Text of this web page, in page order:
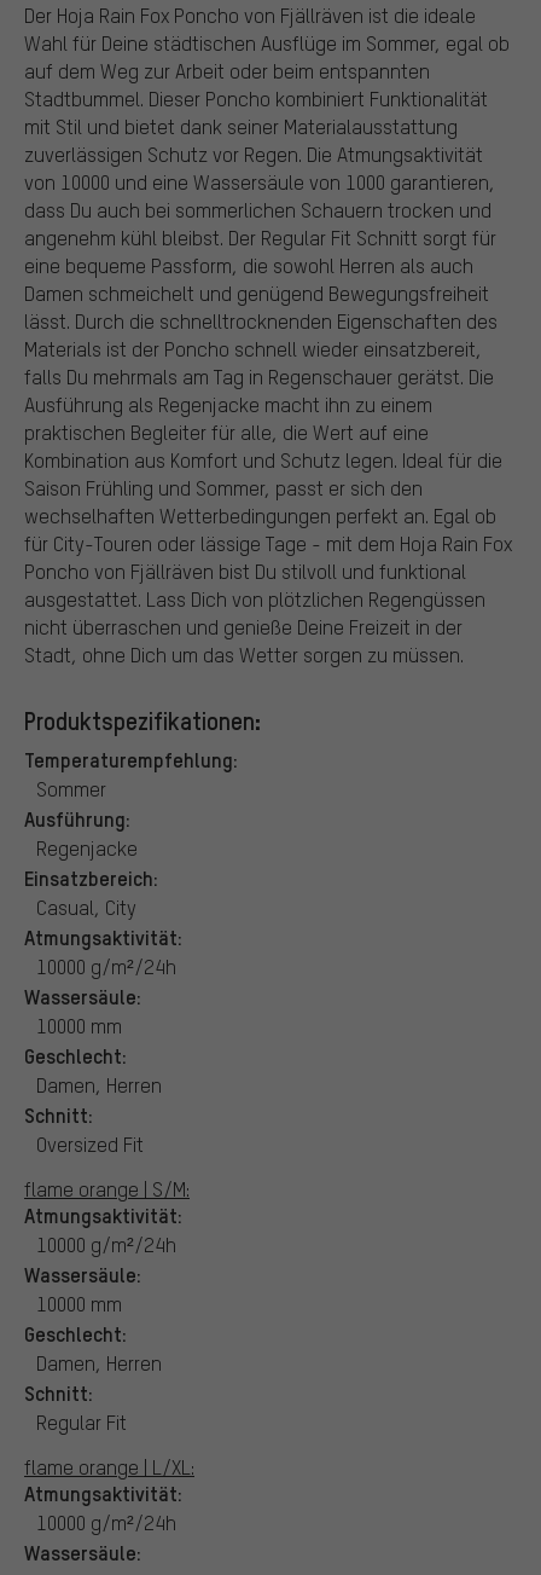
Der Hoja Rain Fox Poncho von Fjällräven ist die ideale
Wahl für Deine städtischen Ausflüge im Sommer, egal ob
auf dem Weg zur Arbeit oder beim entspannten
Stadtbummel. Dieser Poncho kombiniert Funktionalität
mit Stil und bietet dank seiner Materialausstattung
zuverlässigen Schutz vor Regen. Die Atmungsaktivität
von 10000 und eine Wassersäule von 1000 garantieren,
dass Du auch bei sommerlichen Schauern trocken und
angenehm kühl bleibst. Der Regular Fit Schnitt sorgt für
eine bequeme Passform, die sowohl Herren als auch
Damen schmeichelt und genügend Bewegungsfreiheit
lässt. Durch die schnelltrocknenden Eigenschaften des
Materials ist der Poncho schnell wieder einsatzbereit,
falls Du mehrmals am Tag in Regenschauer gerätst. Die
Ausführung als Regenjacke macht ihn zu einem
praktischen Begleiter für alle, die Wert auf eine
Kombination aus Komfort und Schutz legen. Ideal für die
Saison Frühling und Sommer, passt er sich den
wechselhaften Wetterbedingungen perfekt an. Egal ob
für City-Touren oder lässige Tage - mit dem Hoja Rain Fox
Poncho von Fjällräven bist Du stilvoll und funktional
ausgestattet. Lass Dich von plötzlichen Regengüssen
nicht überraschen und genieße Deine Freizeit in der
Stadt, ohne Dich um das Wetter sorgen zu müssen.
Produktspezifikationen:
Temperaturempfehlung:
Sommer
Ausführung:
Regenjacke
Einsatzbereich:
Casual, City
Atmungsaktivität:
10000 g/m²/24h
Wassersäule:
10000 mm
Geschlecht:
Damen, Herren
Schnitt:
Oversized Fit
flame orange | S/M:
Atmungsaktivität:
10000 g/m²/24h
Wassersäule:
10000 mm
Geschlecht:
Damen, Herren
Schnitt:
Regular Fit
flame orange | L/XL:
Atmungsaktivität:
10000 g/m²/24h
Wassersäule: